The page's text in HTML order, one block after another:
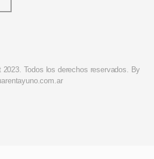
Todos los derechos reservados. By